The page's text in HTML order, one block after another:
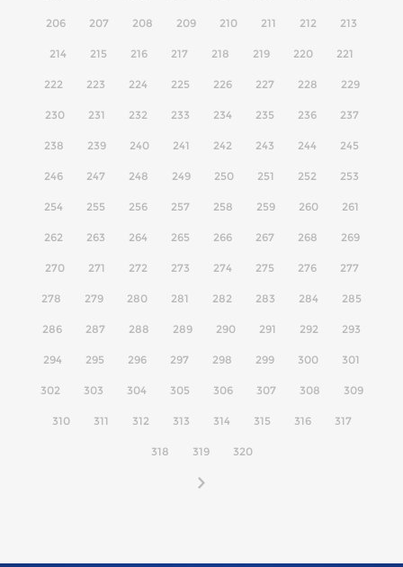
206 207 208 209 210 211 212 213
214 215 216 217 218 219 220 221
222 223 224 225 226 227 228 229
230 231 232 233 234 235 236 237
238 239 240 241 242 243 244 245
246 247 248 249 250 251 252 253
254 255 256 257 258 259 260 261
262 263 264 265 266 267 268 269
270 271 272 273 274 275 276 277
278 279 280 281 282 283 284 285
286 287 288 289 290 291 292 293
294 295 296 297 298 299 300 301
302 303 304 305 306 307 308 309
310 311 312 313 314 315 316 317
318 319 320